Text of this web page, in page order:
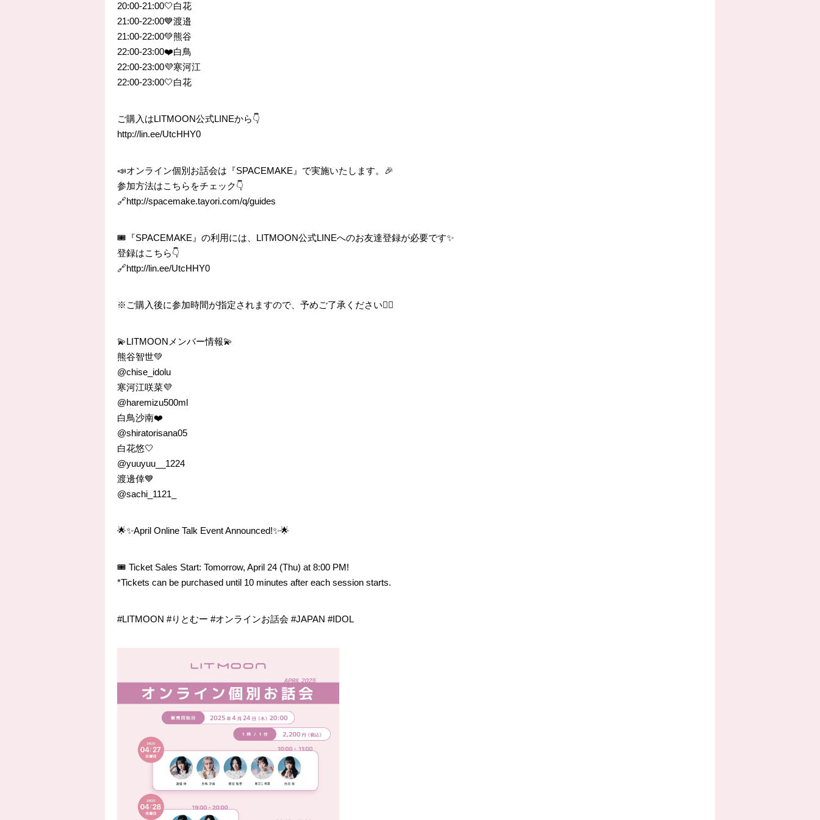
20:00-21:00🤍白花
21:00-22:00💙渡邉
21:00-22:00💚熊谷
22:00-23:00❤️白鳥
22:00-23:00💜寒河江
22:00-23:00🤍白花
ご購入はLITMOON公式LINEから👇
http://lin.ee/UtcHHY0
📣オンライン個別お話会は『SPACEMAKE』で実施いたします。🎉
参加方法はこちらをチェック👇
🔗http://spacemake.tayori.com/q/guides
🎟『SPACEMAKE』の利用には、LITMOON公式LINEへのお友達登録が必要です✨
登録はこちら👇
🔗http://lin.ee/UtcHHY0
※ご購入後に参加時間が指定されますので、予めご了承ください🙇‍♀️
💫LITMOONメンバー情報💫
熊谷智世💚
@chise_idolu
寒河江咲菜💜
@haremizu500ml
白鳥沙南❤️
@shiratorisana05
白花悠🤍
@yuuyuu__1224
渡邊倖💙
@sachi_1121_
🌟✨April Online Talk Event Announced!✨🌟
🎟 Ticket Sales Start: Tomorrow, April 24 (Thu) at 8:00 PM!
*Tickets can be purchased until 10 minutes after each session starts.
#LITMOON #りとむー #オンラインお話会 #JAPAN #IDOL